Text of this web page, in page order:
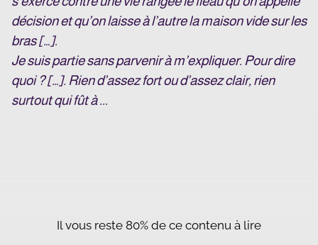
décision et qu’on laisse à l’autre la maison vide sur les
bras […].
Je suis partie sans parvenir à m’expliquer. Pour dire
quoi ? […]. Rien d’assez fort ou d’assez clair, rien
surtout qui fût à ...
Il vous reste 80% de ce contenu à lire